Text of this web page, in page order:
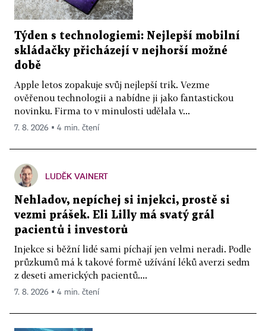
Týden s technologiemi: Nejlepší mobilní
skládačky přicházejí v nejhorší možné
době
Apple letos zopakuje svůj nejlepší trik. Vezme
ověřenou technologii a nabídne ji jako fantastickou
novinku. Firma to v minulosti udělala v...
7. 8. 2026 ▪ 4 min. čtení
LUDĚK VAINERT
Nehladov, nepíchej si injekci, prostě si
vezmi prášek. Eli Lilly má svatý grál
pacientů i investorů
Injekce si běžní lidé sami píchají jen velmi neradi. Podle
průzkumů má k takové formě užívání léků averzi sedm
z deseti amerických pacientů....
7. 8. 2026 ▪ 4 min. čtení